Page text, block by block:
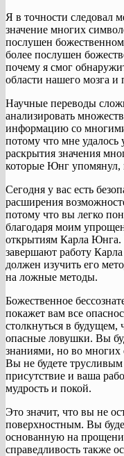
Я в точности следовал
значение многих
послушен
более послушен
почему я смог
области нашего мозга и
Научные переводы
анализировать
информацию со
потому что мне удалось
раскрытия значения
которые Юнг упомянул,
Сегодня у вас есть
расширения
потому что вы легко
благодаря моим
открытиям Карла Юнга.
завершают работу
должен изучить его
на ложные методы.
Божественное
покажет вам все
столкнуться в
опасные ловушки. Вы
знаниями, но во многих
Вы не будете
присутствие и ваша
мудрость и покой.
Это значит, что вы не
поверхностным. Вы
основанную на
справедливость также